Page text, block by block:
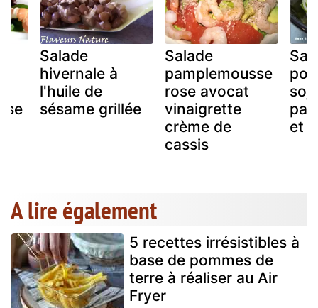
Salade
hivernale à
l'huile de
sésame grillée
Salade
pamplemousse
rose avocat
vinaigrette
crème de
cassis
et
A lire également
5 recettes irrésistibles à
base de pommes de
terre à réaliser au Air
Fryer